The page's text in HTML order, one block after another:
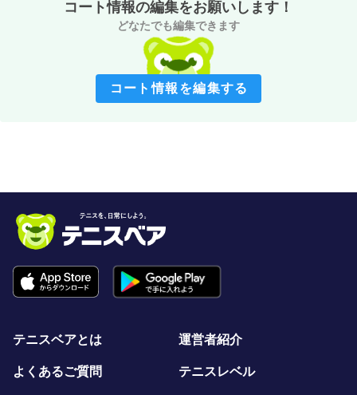
コート情報の編集をお願いします！
どなたでも編集できます
コート情報を編集する
テニスベアとは 運営者紹介
よくあるご質問 テニスレベル